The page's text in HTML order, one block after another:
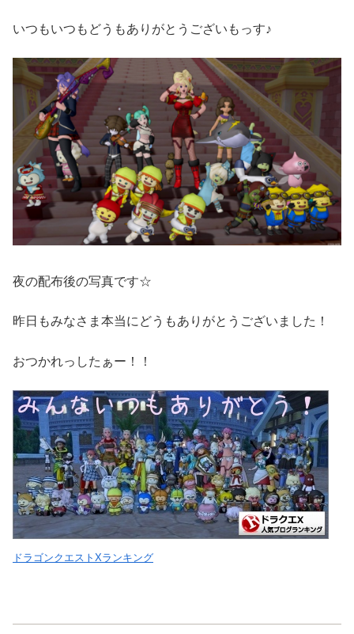
いつもいつもどうもありがとうございもっす♪
夜の配布後の写真です☆
昨日もみなさま本当にどうもありがとうございました！
おつかれっしたぁー！！
ドラゴンクエストXランキング